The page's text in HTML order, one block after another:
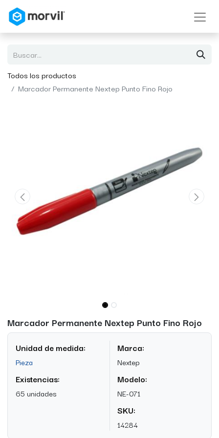
Todos los productos
Marcador Permanente Nextep Punto Fino Rojo
Marcador Permanente Nextep Punto Fino Rojo
Unidad de medida:
Pieza
Existencias:
65 unidades
Marca:
Nextep
Modelo:
NE-071
SKU:
14284